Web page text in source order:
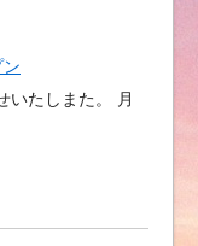
いたしまた。 月